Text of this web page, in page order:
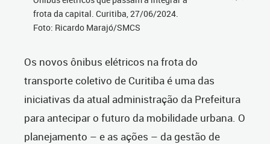
frota da capital. Curitiba, 27/06/2024.
Foto: Ricardo Marajó/SMCS
Os novos ônibus elétricos na frota do
transporte coletivo de Curitiba é uma das
iniciativas da atual administração da Prefeitura
para antecipar o futuro da mobilidade urbana. O
planejamento – e as ações – da gestão de